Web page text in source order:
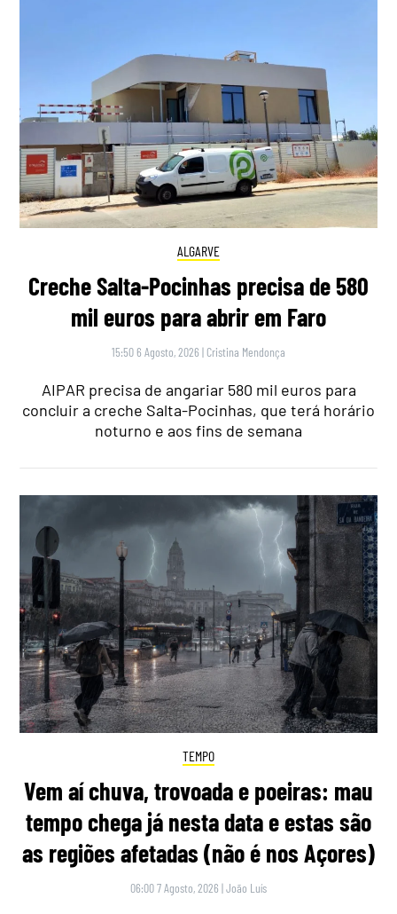
ALGARVE
Creche Salta-Pocinhas precisa de 580
mil euros para abrir em Faro
15:50 6 Agosto, 2026 | Cristina Mendonça
AIPAR precisa de angariar 580 mil euros para
concluir a creche Salta-Pocinhas, que terá horário
noturno e aos fins de semana
TEMPO
Vem aí chuva, trovoada e poeiras: mau
tempo chega já nesta data e estas são
as regiões afetadas (não é nos Açores)
06:00 7 Agosto, 2026 |João Luís